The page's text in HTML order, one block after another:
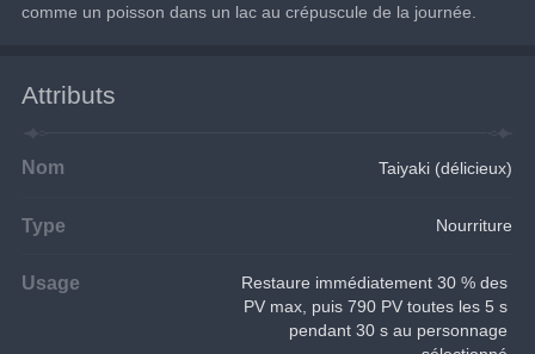
comme un poisson dans un lac au crépuscule de la journée.
Attributs
Nom Taiyaki (délicieux)
Type Nourriture
Usage
Restaure immédiatement 30 % des
PV max, puis 790 PV toutes les 5 s
pendant 30 s au personnage